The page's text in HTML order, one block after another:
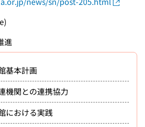
進
基本計画
機関との連携協力
における実践